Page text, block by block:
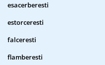
esacerberesti
estorceresti
falceresti
flamberesti